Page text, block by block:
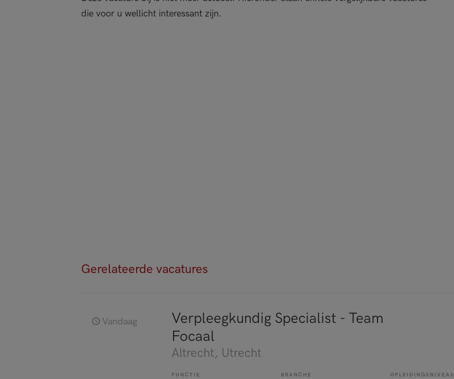
die voor u wellicht interessant zijn.
Gerelateerde vacatures
Vandaag
Verpleegkundig Specialist - Team
Focaal
Altrecht, Utrecht
FUNCTIE BRANCHE OPLEIDINGSNIVEAU